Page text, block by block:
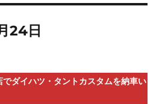
24日
ダイハツ・タントカスタムを納車い